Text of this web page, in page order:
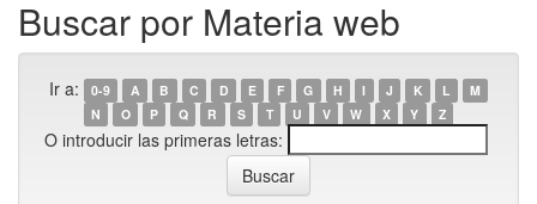
Buscar por Materia web
Ir a: 0-9 A B C D E F G H I J K L
M
N
O P Q R S T U V W X Y Z
O introducir las primeras letras: